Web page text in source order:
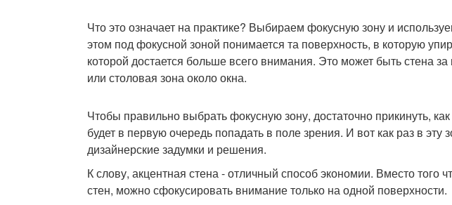
Что это означает на практике? Выбираем фокусную зону и
этом под фокусной зоной понимается та поверхность, в которую
которой достается больше всего внимания. Это может быть стена
или столовая зона около окна.
Чтобы правильно выбрать фокусную зону, достаточно прикинуть,
будет в первую очередь попадать в поле зрения. И вот как раз в эту
дизайнерские задумки и решения.
К слову, акцентная стена - отличный способ экономии. Вместо того
стен, можно сфокусировать внимание только на одной поверхности.